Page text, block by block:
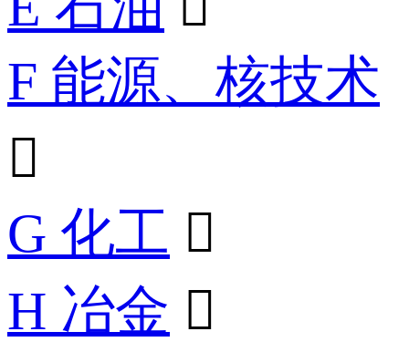
F 能源、核技术

G 化工 
H 冶金 